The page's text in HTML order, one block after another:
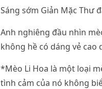
Sáng sớm Giản Mặc Thư
Anh nghiêng đầu nhìn
không hề có dáng vẻ
*Mèo Li Hoa là một loại
tình cảm của nó không